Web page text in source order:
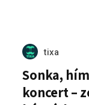
tixa
Sonka,
koncert –